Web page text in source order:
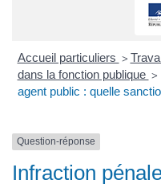
Accueil particuliers >
dans la fonction publique >
agent public : quelle
Question-réponse
Infraction